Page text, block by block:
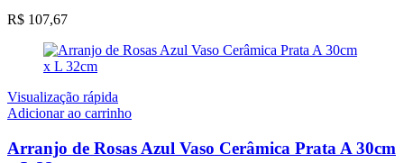
R$ 107,67
Visualização rápida
Adicionar ao carrinho
Arranjo de Rosas Azul Vaso Cerâmica Prata A 30cm